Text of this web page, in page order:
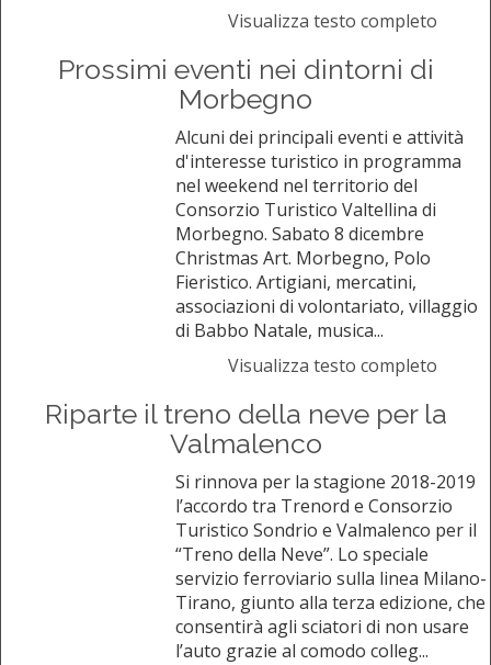
Visualizza testo completo
Prossimi eventi nei dintorni di
Morbegno
Alcuni dei principali eventi e attività
d'interesse turistico in programma
nel weekend nel territorio del
Consorzio Turistico Valtellina di
Morbegno. Sabato 8 dicembre
Christmas Art. Morbegno, Polo
Fieristico. Artigiani, mercatini,
associazioni di volontariato, villaggio
di Babbo Natale, musica...
Visualizza testo completo
Riparte il treno della neve per la
Valmalenco
Si rinnova per la stagione 2018-2019
l’accordo tra Trenord e Consorzio
Turistico Sondrio e Valmalenco per il
“Treno della Neve”. Lo speciale
servizio ferroviario sulla linea Milano-
Tirano, giunto alla terza edizione, che
consentirà agli sciatori di non usare
l’auto grazie al comodo colleg...